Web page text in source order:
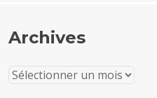
Archives
Archives